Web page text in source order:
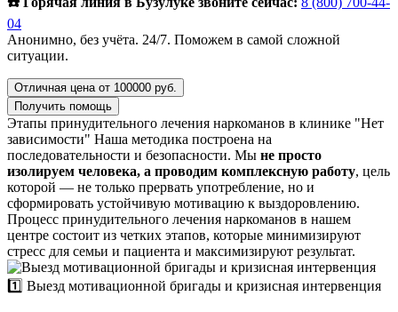
04
Анонимно, без учёта. 24/7. Поможем в самой сложной
ситуации.
Отличная цена от 100000 руб.
Получить помощь
Этапы принудительного лечения наркоманов в клинике "Нет
зависимости" Наша методика построена на
последовательности и безопасности. Мы не просто
изолируем человека, а проводим комплексную работу, цель
которой — не только прервать употребление, но и
сформировать устойчивую мотивацию к выздоровлению.
Процесс принудительного лечения наркоманов в нашем
центре состоит из четких этапов, которые минимизируют
стресс для семьи и пациента и максимизируют результат.
1️⃣ Выезд мотивационной бригады и кризисная интервенция